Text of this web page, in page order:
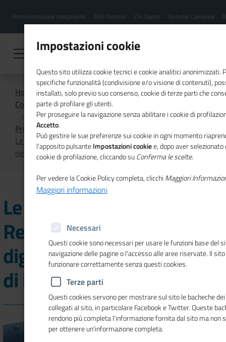
contenuto
Menu
hamburgher
Amministrazione trasparente Albo fornitori Chi Siamo Sistema Camerale
Home
Comunicazione istituzionale per il sistema camerale
Primo Piano
Le novità introdotte dal Regolamento dei mercati digitali
nel nuovo numero di Mosaico Europa
Le novità introdotte dal
Regolamento dei mercati
digitali nel nuovo numero
di Mosaico Europa
Impostazioni cookie
Questo sito utilizza cookie tecnici e cookie analitici anonimizzati.
specifiche funzionalità (condivisione e/o visione di contenuti),
installati, solo previo suo consenso, cookie di terze parti che
parte di profilare gli utenti.
Per proseguire la navigazione senza abilitare i cookie di
Accetto.
Può gestire le sue preferenze sui cookie in ogni momento
l'apposito pulsanteImpostazioni cookiee, dopo aver
cookie di profilazione, cliccando suConferma le scelte.
Per vedere la Cookie Policy completa, clicchi Maggiori
Maggiori informazioni
Necessari
Questi cookie sono necessari per usare le funzioni base del
navigazione delle pagine o l'accesso alle aree riservate. Il
funzionare correttamente senza questi cookies.
Terze parti
Questi cookies servono per mostrare sul sito le bacheche
collegati al sito, in particolare Facebook e Twitter. Queste
rendono più completa l'informazione fornita dal sito ma non
per ottenere un'informazione completa.